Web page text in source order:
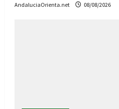
AndaluciaOrienta.net 08/08/2026